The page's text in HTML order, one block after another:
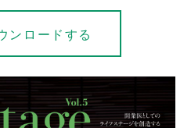
ンロードする